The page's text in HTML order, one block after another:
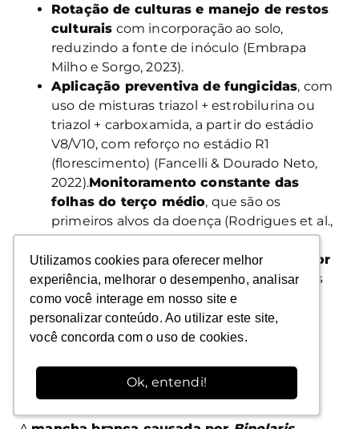
Utilizamos cookies para oferecer melhor
experiência, melhorar o desempenho, analisar
como você interage em nosso site e
personalizar conteúdo. Ao utilizar este site,
você concorda com o uso de cookies.
Ok, entendi!
Utilizamos cookies para oferecer melhor
experiência, melhorar o desempenho, analisar
como você interage em nosso site e
personalizar conteúdo. Ao utilizar este site,
você concorda com o uso de cookies.
Ok, entendi!
Rotação de culturas e manejo de restos
culturais com incorporação ao solo,
reduzindo a fonte de inóculo (Embrapa
Milho e Sorgo, 2023).
Aplicação preventiva de fungicidas, com
uso de misturas triazol + estrobilurina ou
triazol + carboxamida, a partir do estádio
V8/V10, com reforço no estádio R1
(florescimento) (Fancelli & Dourado Neto,
2022).Monitoramento constante das
folhas do terço médio, que são os
primeiros alvos da doença (Rodrigues et al.,
2021).
Uso de semeadura em épocas de menor
risco climático, evitando plantios tardios
que coincidem com condições mais
favoráveis à infecção (MAPA, 2023).
Mancha branca